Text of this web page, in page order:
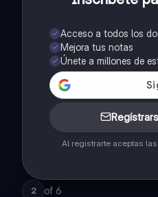
Acceso a todos los
Mejora tus notas
Únete a millones de
Al registrarte aceptas las
2 of 6